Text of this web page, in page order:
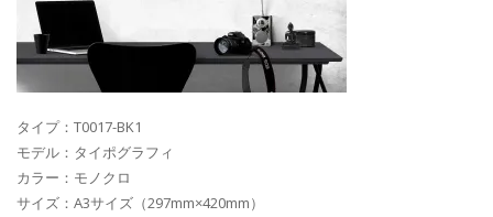
タイプ：T0017-BK1
モデル：タイポグラフィ
カラー：モノクロ
サイズ：A3サイズ（297mm×420mm）